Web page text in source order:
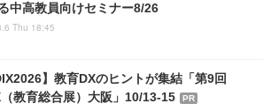
中高教員向けセミナー8/26
Thu 18:45
】教育DXのヒントが集結「第9回
教育総合展）大阪」10/13-15
PR